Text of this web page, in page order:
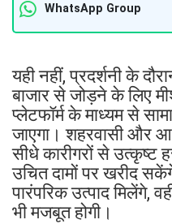
WhatsApp Group
यही नहीं, प्रदर्शनी के
बाजार से जोड़ने के लिए
प्लेटफॉर्म के माध्यम से
जाएगा। शहरवासी और
सीधे कारीगरों से उत्कृष्ट
उचित दामों पर खरीद
पारंपरिक उत्पाद मिलेंगे,
भी मजबूत होगी।